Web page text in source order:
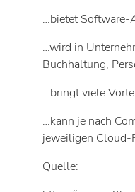
…bietet Software-
…wird in
Buchhaltung,
…bringt viele
…kann je nach
jeweiligen Cloud-
Quelle: